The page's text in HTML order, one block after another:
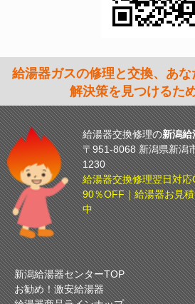
給湯器ガスの修理と交換、あ
解決策を見つけるた
給湯器交換修理の新潟給
〒951-8068 新潟県新潟
1230
給湯器交換修理翌日対
90％OFF｜給湯器お見
中
新潟給湯器センターTOP
お勧め！激安給湯器